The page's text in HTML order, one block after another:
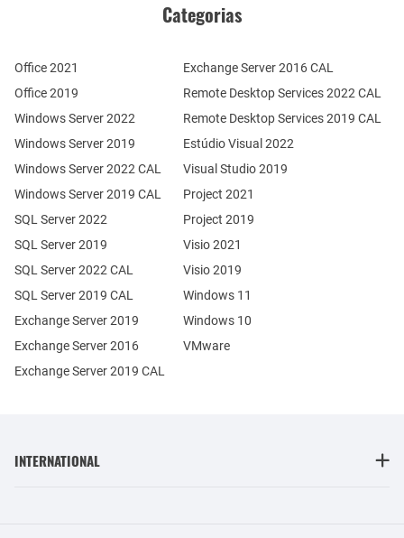
Categorias
Office 2021
Office 2019
Windows Server 2022
Windows Server 2019
Exchange Server 2019
Exchange Server 2016
SQL Server 2022
SQL Server 2019
Windows Server 2022 CAL
Windows Server 2019 CAL
SQL Server 2022 CAL
SQL Server 2019 CAL
Remote Desktop Services 2022 CAL
Remote Desktop Services 2019 CAL
Exchange Server 2019 CAL
Exchange Server 2016 CAL
Estúdio Visual 2022
Visual Studio 2019
Project 2021
Project 2019
Visio 2021
Visio 2019
Windows 11
Windows 10
VMware
INTERNATIONAL